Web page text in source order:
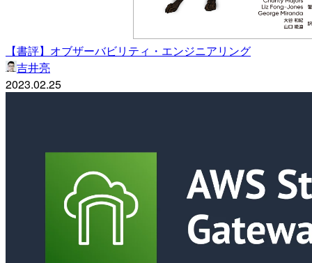
【書評】オブザーバビリティ・エンジニアリング
吉井亮
2023.02.25